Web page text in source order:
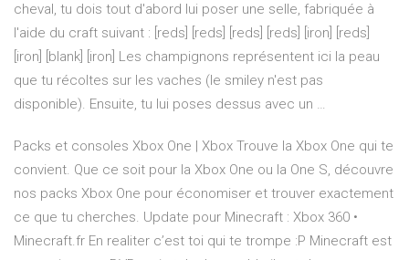
cheval, tu dois tout d'abord lui poser une selle, fabriquée à
l'aide du craft suivant : [reds] [reds] [reds] [reds] [iron] [reds]
[iron] [blank] [iron] Les champignons représentent ici la peau
que tu récoltes sur les vaches (le smiley n'est pas
disponible). Ensuite, tu lui poses dessus avec un …
Packs et consoles Xbox One | Xbox Trouve la Xbox One qui te
convient. Que ce soit pour la Xbox One ou la One S, découvre
nos packs Xbox One pour économiser et trouver exactement
ce que tu cherches. Update pour Minecraft : Xbox 360 •
Minecraft.fr En realiter c’est toi qui te trompe :P Minecraft est